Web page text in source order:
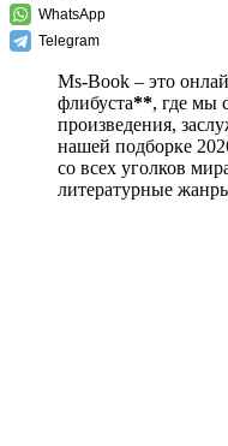
WhatsApp
Telegram
Ms-Book – это
флибуста**, где мы
произведения,
нашей подборке
со всех уголков
литературные